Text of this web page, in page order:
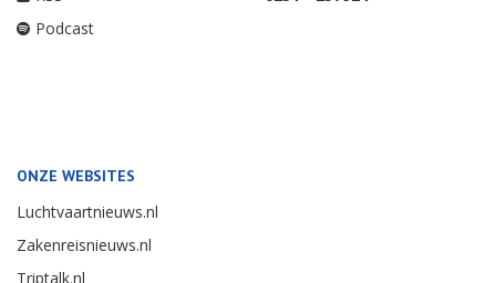
Podcast
ONZE WEBSITES
Luchtvaartnieuws.nl
Zakenreisnieuws.nl
Triptalk.nl